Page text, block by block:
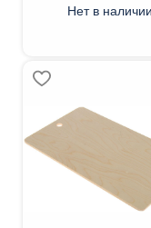
Нет в наличии